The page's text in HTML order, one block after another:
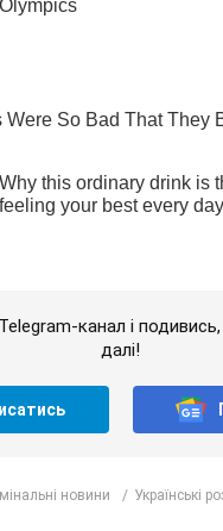
канал і
далі!
новини Українські